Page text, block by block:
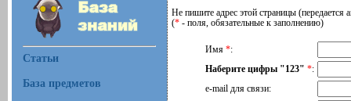
Статьи
База предметов
Не пишите адрес этой страницы
(* - поля, обязательные к заполнению)
Имя*:
Наберите цифры "123" *:
e-mail для связи: